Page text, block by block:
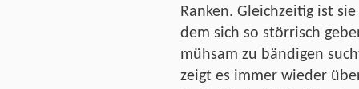
Ranken. Gleichzeitig ist
dem sich so störrisch
mühsam zu bändigen
zeigt es immer wieder